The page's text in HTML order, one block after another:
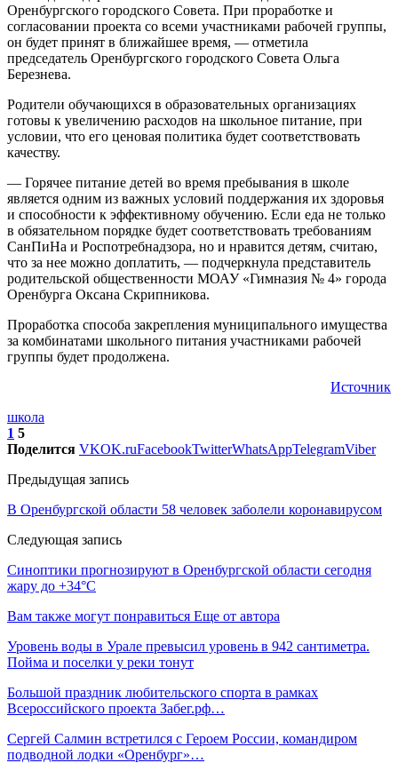
Оренбургского городского Совета. При проработке и
согласовании проекта со всеми участниками рабочей группы,
он будет принят в ближайшее время, — отметила
председатель Оренбургского городского Совета Ольга
Березнева.
Родители обучающихся в образовательных организациях
готовы к увеличению расходов на школьное питание, при
условии, что его ценовая политика будет соответствовать
качеству.
— Горячее питание детей во время пребывания в школе
является одним из важных условий поддержания их здоровья
и способности к эффективному обучению. Если еда не только
в обязательном порядке будет соответствовать требованиям
СанПиНа и Роспотребнадзора, но и нравится детям, считаю,
что за нее можно доплатить, — подчеркнула представитель
родительской общественности МОАУ «Гимназия № 4» города
Оренбурга Оксана Скрипникова.
Проработка способа закрепления муниципального имущества
за комбинатами школьного питания участниками рабочей
группы будет продолжена.
Источник
школа
1 5
Поделится VKOK.ruFacebookTwitterWhatsAppTelegramViber
Предыдущая запись
В Оренбургской области 58 человек заболели коронавирусом
Следующая запись
Синоптики прогнозируют в Оренбургской области сегодня
жару до +34°C
Вам также могут понравиться Еще от автора
Уровень воды в Урале превысил уровень в 942 сантиметра.
Пойма и поселки у реки тонут
Большой праздник любительского спорта в рамках
Всероссийского проекта Забег.рф…
Сергей Салмин встретился с Героем России, командиром
подводной лодки «Оренбург»…